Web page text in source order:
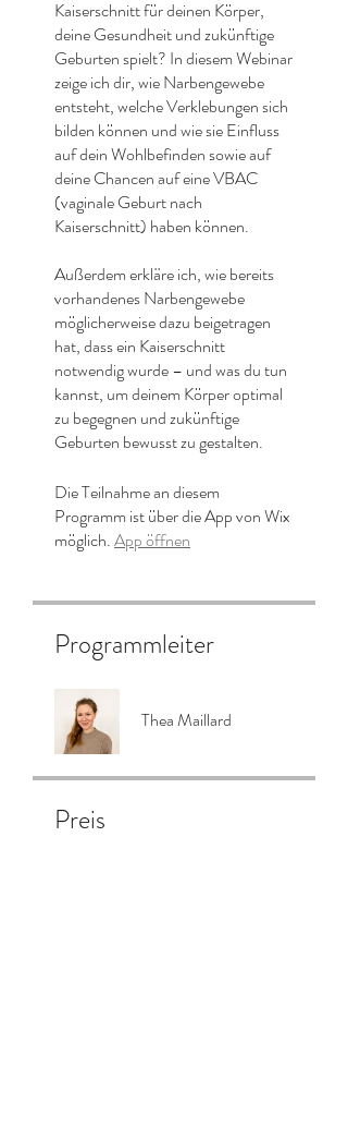
Kaiserschnitt für deinen Körper,
deine Gesundheit und zukünftige
Geburten spielt? In diesem Webinar
zeige ich dir, wie Narbengewebe
entsteht, welche Verklebungen sich
bilden können und wie sie Einfluss
auf dein Wohlbefinden sowie auf
deine Chancen auf eine VBAC
(vaginale Geburt nach
Kaiserschnitt) haben können.
Außerdem erkläre ich, wie bereits
vorhandenes Narbengewebe
möglicherweise dazu beigetragen
hat, dass ein Kaiserschnitt
notwendig wurde – und was du tun
kannst, um deinem Körper optimal
zu begegnen und zukünftige
Geburten bewusst zu gestalten.
Die Teilnahme an diesem
Programm ist über die App von Wix
möglich.App öffnen
Programmleiter
Thea Maillard
Preis